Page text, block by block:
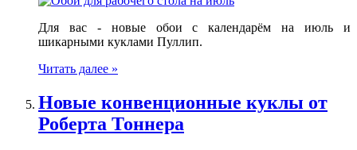
Для вас - новые обои с календарём на июль и
шикарными куклами Пуллип.
Читать далее »
Новые конвенционные куклы от
Роберта Тоннера